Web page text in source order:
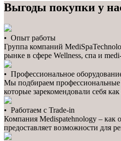
Выгоды покупки у
• Опыт работы
Группа компаний
рынке в сфере Wellness, спа и
• Профессиональное
Мы подбираем профессиональные
которые зарекомендовали себя
• Работаем с Trade-in
Компания Medispatehnology – как
предоставляет возможности для